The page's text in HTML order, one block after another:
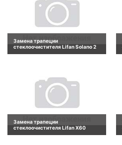
Замена трапеции
стеклоочистителя Lifan Solano 2
Замена трапеции
стеклоочистителя Lifan X60